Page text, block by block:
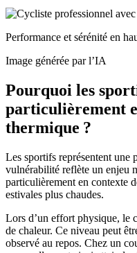
Performance et sérénité en
Image générée par l’IA
Pourquoi les
particulièrement
thermique ?
Les sportifs représentent une
vulnérabilité reflète un enjeu
particulièrement en contexte
estivales plus chaudes.
Lors d’un effort physique, le
de chaleur. Ce niveau peut
observé au repos. Chez un